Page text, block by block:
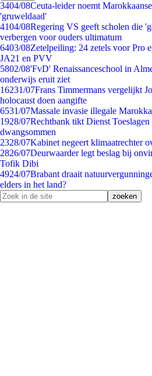
3404/08Ceuta-leider noemt
'gruweldaad'
4104/08Regering VS geeft scholen die
verbergen voor ouders ultimatum
6403/08Zetelpeiling: 24 zetels voor Pro
JA21 en PVV
5802/08'FvD' Renaissanceschool in
onderwijs eruit ziet
16231/07Frans Timmermans vergelijkt
holocaust doen aangifte
6531/07Massale invasie illegale
1928/07Rechtbank tikt Dienst
dwangsommen
2328/07Kabinet negeert klimaatrechter
2826/07Deurwaarder legt beslag bij
Tofik Dibi
4924/07Brabant draait
elders in het land?